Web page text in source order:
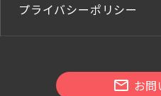
プライバシーポリシー
お